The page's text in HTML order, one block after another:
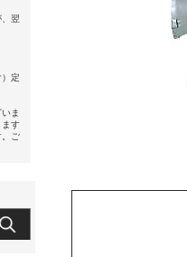
翌
定
ま
ます
。ご